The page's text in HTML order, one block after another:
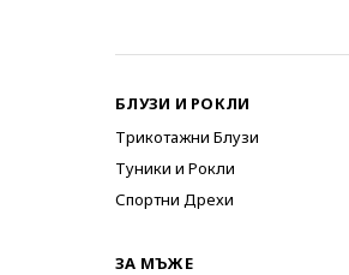
БЛУЗИ И РОКЛИ
Трикотажни Блузи
Туники и Рокли
Спортни Дрехи
ЗА МЪЖЕ